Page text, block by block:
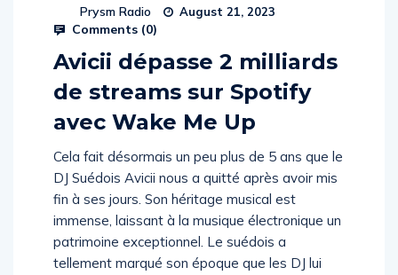
Prysm Radio August 21, 2023
Comments (0)
Avicii dépasse 2 milliards
de streams sur Spotify
avec Wake Me Up
Cela fait désormais un peu plus de 5 ans que le
DJ Suédois Avicii nous a quitté après avoir mis
fin à ses jours. Son héritage musical est
immense, laissant à la musique électronique un
patrimoine exceptionnel. Le suédois a
tellement marqué son époque que les DJ lui